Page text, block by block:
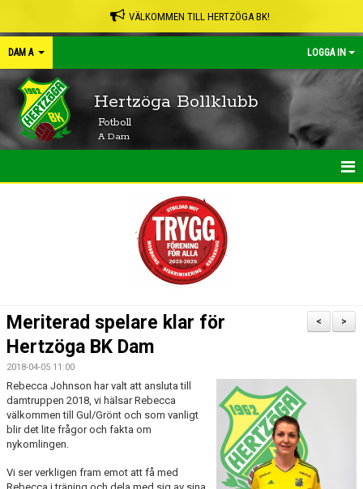
VÄLKOMMEN TILL HERTZÖGA BK!
DAM A LOGGA IN
Hertzöga Bollklubb
Fotboll
A Dam
TRUPPEN
BILDGALLERI
DOKUMENT
KONTAKT
HISTORIA
>
<
Meriterad spelare klar för
Hertzöga BK Dam
2018-04-05 11:00
Rebecca Johnson har valt att ansluta till
damtruppen 2018, vi hälsar Rebecca
välkommen till Gul/Grönt och som vanligt
blir det lite frågor och fakta om
nykomlingen.
Vi ser verkligen fram emot att få med